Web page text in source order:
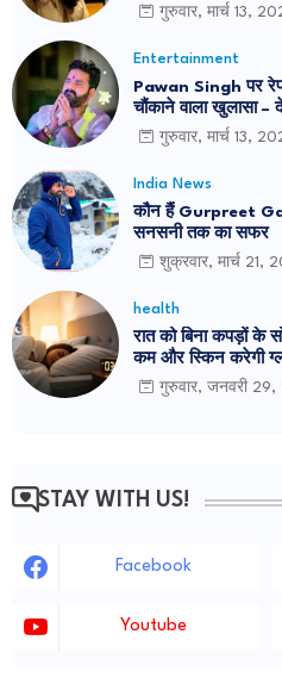
गुरुवार, मार्च 13,
Entertainment
Pawan Singh पर रेप
चौंकाने वाला खुलासा –
गुरुवार, मार्च 13,
India News
कौन हैं Gurpreet Garry Walia: एक पत्रकार से ट्विटर
सनसनी तक का सफर
शुक्रवार, मार्च 21,
health
रात को बिना कपड़ों के
कम और स्किन करेगी
गुरुवार, जनवरी
STAY WITH US!
Facebook
Youtube